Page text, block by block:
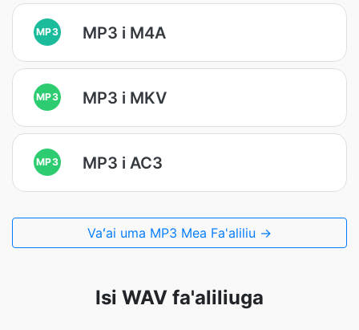
MP3 MP3 i M4A
MP3 MP3 i MKV
MP3 MP3 i AC3
Vaʻai uma MP3 Mea Fa'aliliu →
Isi WAV fa'aliliuga